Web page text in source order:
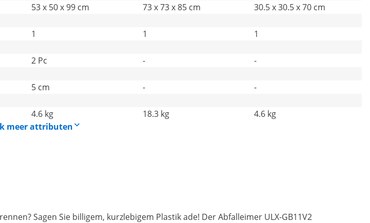
53 x 50 x 99 cm 73 x 73 x 85 cm
30.5 x 30.5 x 70 cm
1 1
1
2 Pc -
-
5 cm -
-
4.6 kg 18.3 kg
4.6 kg
meer attributen
Sagen Sie billigem, kurzlebigem Plastik ade! Der Abfalleimer ULX-GB11V2